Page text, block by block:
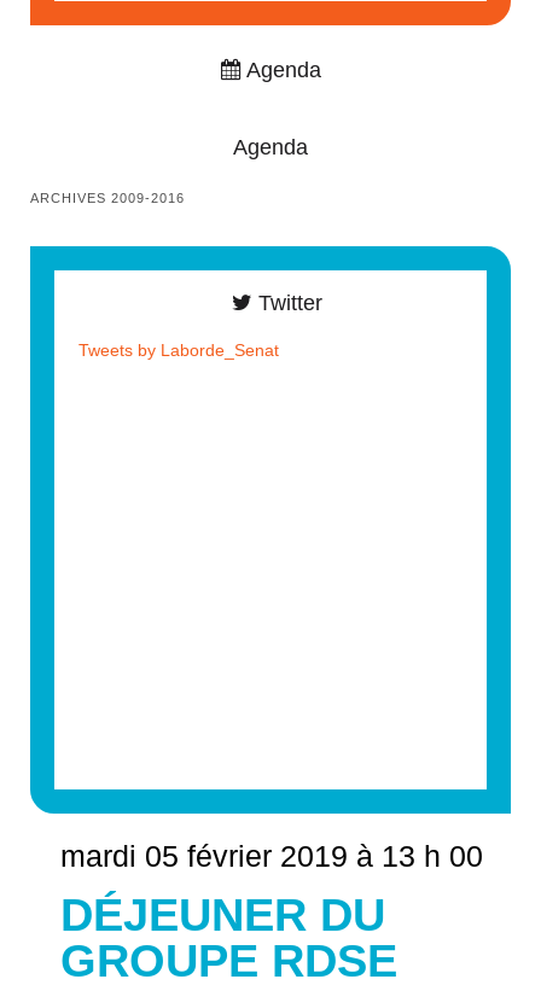
mardi 05 février 2019 à 13 h 00
DÉJEUNER DU
GROUPE RDSE
Agenda
Agenda
ARCHIVES 2009-2016
Twitter
Tweets by Laborde_Senat